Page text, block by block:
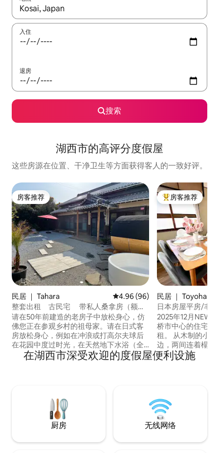
如有搜索结果，请使用上下方向键查看，或通过点击或滑动手势
入住
退房
搜索
湖西市的高评分度假屋
这些房源在位置、干净卫生等方面获得客人的一致好评。
房客推荐
房客推荐
民居 ｜ Tahara 平均评分 4.96 分（满分 5 分）
4.96 (96)
整套出租 古民宅 带私人桑拿房（额外
收费）的Villa 田原 歩々
请在50年前建造的老房子中放松身心，仿
佛您正在参观乡村的祖母家。请在日式客
房放松身心，例如在冲浪或打高尔夫球后
在花园中度过时光，在天然地下水浴（全
年14摄氏度）中体验桑拿，在院子里与宠
物一起玩耍，在夜间观赏美丽的星空，并
达海边（不可游泳） 开车20分钟即可抵达
新日知冲浪点（ Shin-Nichi Surf Point ）
位置不太方便，但驾车5分钟即可抵达
Hidet no Ishimon、Rape Blossom
Festival和咖啡馆。 可供 2 人使用的烧烤
热门「房客推荐」
房客推荐
民居 ｜ Toyohashi
日本房屋平房/丰
车站步行7分钟/停
店餐饮店众多
2025年12月NEW OPEN！ 静
桥市中心的住宅区
租。 从木制的小册子窗户透出光线的宽
边，两间连着榻榻
庭院等，是尊重古
为了让大家能够舒
欣赏樱花、红叶、
本的传统和文化。 设施本身位于住宅区，
非常安静，步行 5
馆、药店和零售店的大街。
乎都近在咫尺，所
在湖西市深受欢迎的度假屋便利设施
厨房 无线网络